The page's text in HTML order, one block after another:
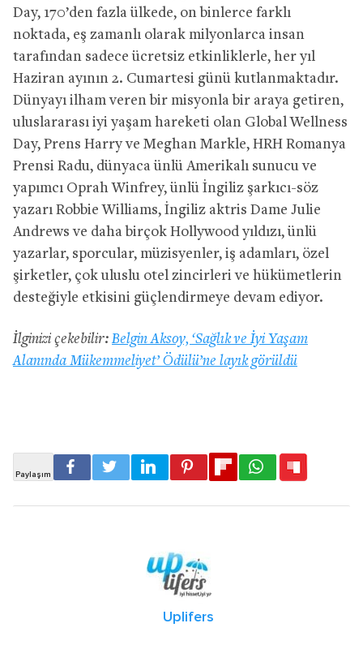
Day, 170’den fazla ülkede, on binlerce farklı
noktada, eş zamanlı olarak milyonlarca insan
tarafından sadece ücretsiz etkinliklerle, her yıl
Haziran ayının 2. Cumartesi günü kutlanmaktadır.
Dünyayı ilham veren bir misyonla bir araya getiren,
uluslararası iyi yaşam hareketi olan Global Wellness
Day, Prens Harry ve Meghan Markle, HRH Romanya
Prensi Radu, dünyaca ünlü Amerikalı sunucu ve
yapımcı Oprah Winfrey, ünlü İngiliz şarkıcı-söz
yazarı Robbie Williams, İngiliz aktris Dame Julie
Andrews ve daha birçok Hollywood yıldızı, ünlü
yazarlar, sporcular, müzisyenler, iş adamları, özel
şirketler, çok uluslu otel zincirleri ve hükümetlerin
desteğiyle etkisini güçlendirmeye devam ediyor.
İlginizi çekebilir: Belgin Aksoy, ‘Sağlık ve İyi Yaşam
Alanında Mükemmeliyet’ Ödülü’ne layık görüldü
Uplifers